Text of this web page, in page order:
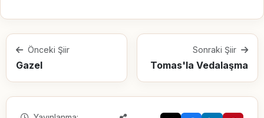
Önceki Şiir
Gazel
Sonraki Şiir
Tomas'la Vedalaşma